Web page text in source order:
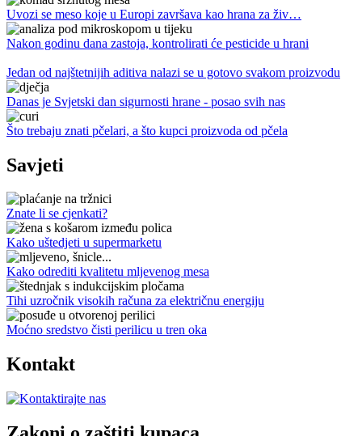
Uvozi se meso koje u Europi završava kao hrana za živ…
Nakon godinu dana zastoja, kontrolirati će pesticide u hrani
Jedan od najštetnijih aditiva nalazi se u gotovo svakom proizvodu
Danas je Svjetski dan sigurnosti hrane - posao svih nas
Što trebaju znati pčelari, a što kupci proizvoda od pčela
Savjeti
Znate li se cjenkati?
Kako uštedjeti u supermarketu
Kako odrediti kvalitetu mljevenog mesa
Tihi uzročnik visokih računa za električnu energiju
Moćno sredstvo čisti perilicu u tren oka
Kontakt